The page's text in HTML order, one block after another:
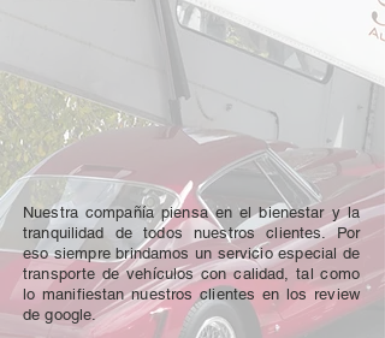
Nuestra compañía piensa en el bienestar y la
tranquilidad de todos nuestros clientes. Por
eso siempre brindamos un servicio especial de
transporte de vehículos con calidad, tal como
lo manifiestan nuestros clientes en los review
de google.